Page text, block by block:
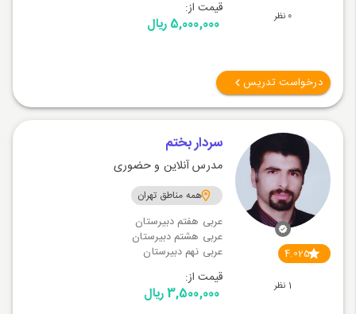
0 نظر قیمت از:
5,000,000 ریال
درخواست تدریس
4.025
1 نظر
سردار بختم
مدرس آنلاین و حضوری
همه مناطق تهران
عربی هفتم دبیرستان
عربی هشتم دبیرستان
عربی نهم دبیرستان
قیمت از:
3,500,000 ریال